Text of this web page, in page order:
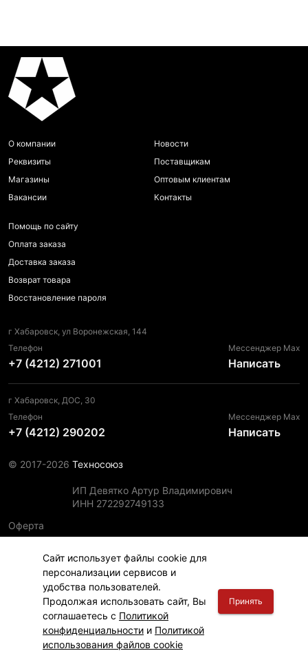
Сайт использует файлы cookie для
персонализации сервисов и
удобства пользователей.
Продолжая использовать сайт, Вы
соглашаетесь с Политикой
конфиденциальности и Политикой
использования файлов cookie
Принять
Главная Финансы Каталог
О компании
Реквизиты
Магазины
Вакансии
Новости
Поставщикам
Оптовым клиентам
Контакты
Помощь по сайту
Оплата заказа
Доставка заказа
Возврат товара
Восстановление пароля
г Хабаровск, ул Воронежская, 144
Телефон
+7 (4212) 271001
Мессенджер Max
Написать
г Хабаровск, ДОС, 30
Телефон
+7 (4212) 290202
Мессенджер Max
Написать
© 2017-2026 Техносоюз
ИП Девятко Артур Владимирович
ИНН 272292749133
Оферта
Политика конфиденциальности
Политика использования файлов cookie
Информация для правообладателей